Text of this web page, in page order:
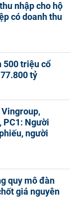
nhập cho hộ
có doanh thu
500 triệu cổ
tỷ
Vingroup,
PC1: Người
người
quy mô đàn
giá nguyên